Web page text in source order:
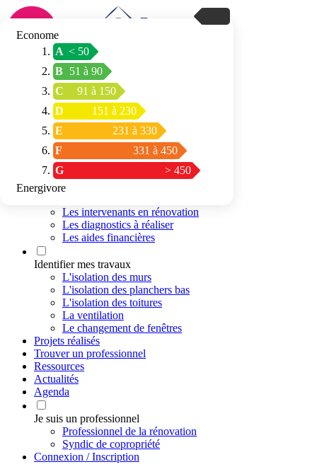
Connexion / Inscription
Trouver mon
espace conseil
Les intervenants en rénovation
Les diagnostics à réaliser
Les aides financières
Identifier mes travaux
L'isolation des murs
L'isolation des planchers bas
L'isolation des toitures
La ventilation
Le changement de fenêtres
Projets réalisés
Trouver un professionnel
Ressources
Actualités
Agenda
Je suis un professionnel
Professionnel de la rénovation
Syndic de copropriété
Connexion / Inscription
Econome
A < 50
B 51 à 90
C
91 à 150
D
151 à 230
E
231 à 330
F
331 à 450
G
> 450
Energivore